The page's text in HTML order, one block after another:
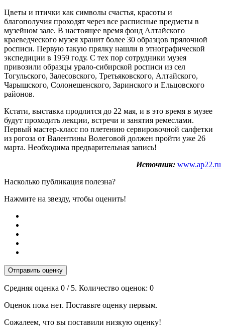
Цветы и птички как символы счастья, красоты и
благополучия проходят через все расписные предметы в
музейном зале. В настоящее время фонд Алтайского
краеведческого музея хранит более 30 образцов прялочной
росписи. Первую такую прялку нашли в этнографической
экспедиции в 1959 году. С тех пор сотрудники музея
привозили образцы урало-сибирской росписи из сел
Тогульского, Залесовского, Третьяковского, Алтайского,
Чарышского, Солонешенского, Заринского и Ельцовского
районов.
Кстати, выставка продлится до 22 мая, и в это время в музее
будут проходить лекции, встречи и занятия ремеслами.
Первый мастер-класс по плетению сервировочной салфетки
из рогоза от Валентины Волеговой должен пройти уже 26
марта. Необходима предварительная запись!
Источник: www.ap22.ru
Насколько публикация полезна?
Нажмите на звезду, чтобы оценить!
Отправить оценку
Средняя оценка 0 / 5. Количество оценок: 0
Оценок пока нет. Поставьте оценку первым.
Сожалеем, что вы поставили низкую оценку!